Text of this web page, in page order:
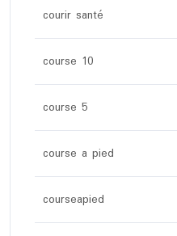
courir santé
course 10
course 5
course a pied
courseapied